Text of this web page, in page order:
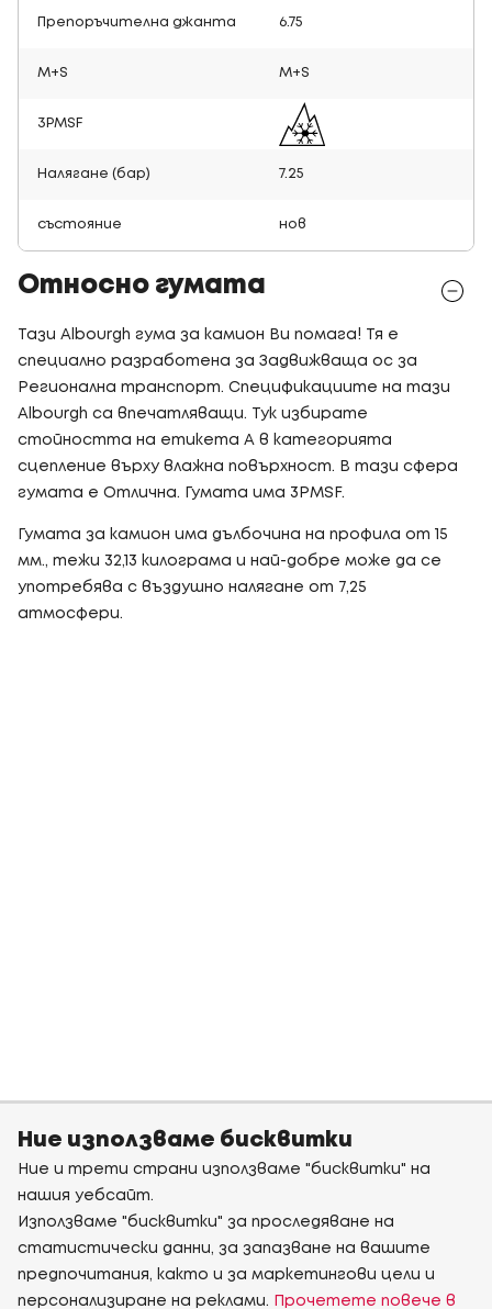
Препоръчителна джанта 6.75
M+S M+S
3PMSF
Налягане (бар) 7.25
състояние нов
Относно гумата
Тази Albourgh гума за камион Ви помага! Тя е
специално разработена за Задвижваща ос за
Регионална транспорт. Спецификациите на тази
Albourgh са впечатляващи. Тук избирате
стойността на етикета A в категорията
сцепление върху влажна повърхност. В тази сфера
гумата е Отлична. Гумата има 3PMSF.
Гумата за камион има дълбочина на профила от 15
мм., тежи 32,13 килограма и най-добре може да се
употребява с въздушно налягане от 7,25
атмосфери.
Ние използваме бисквитки
Ние и трети страни използваме "бисквитки" на
нашия уебсайт.
Използваме "бисквитки" за проследяване на
статистически данни, за запазване на вашите
предпочитания, както и за маркетингови цели и
персонализиране на реклами.
Прочетете повече в